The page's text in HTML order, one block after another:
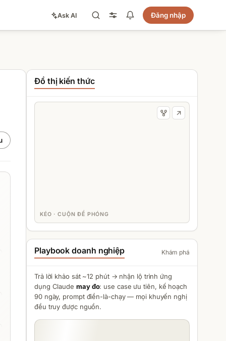
Ask AI Đăng nhập
Đồ thị kiến thức
KÉO · CUỘN ĐỂ PHÓNG
Playbook doanh nghiệp Khám phá
Trả lời khảo sát ~12 phút → nhận lộ trình ứng
dụng Claude may đo: use case ưu tiên, kế hoạch
90 ngày, prompt điền-là-chạy — mọi khuyến nghị
đều truy được nguồn.